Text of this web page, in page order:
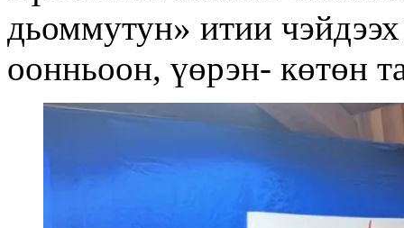
дьоммутун» итии
оонньоон, үөрэн- көтөн